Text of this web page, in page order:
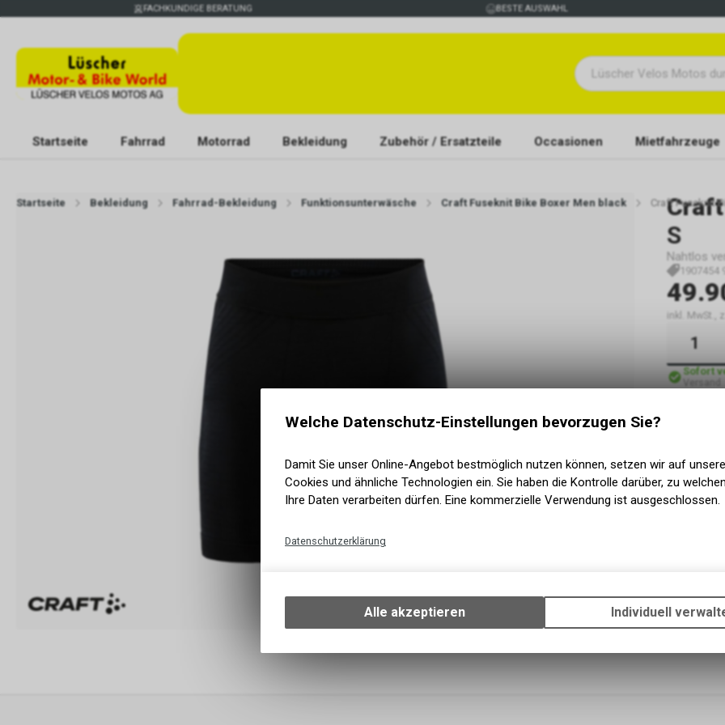
FACHKUNDIGE BERATUNG BESTE AUSWAHL
Startseite Fahrrad Motorrad Bekleidung Zubehör / Ersatzteile Occasionen Mietfahrzeuge
Startseite Bekleidung Fahrrad-Bekleidung Funktionsunterwäsche Craft Fuseknit Bike Boxer Men black Craft Fuseknit
Craft
S
Nahtlos
1907454
inkl. MwSt.,
Sofort
Versand
Welche Datenschutz-Einstellungen bevorzugen Sie?
Damit Sie unser Online-Angebot bestmöglich nutzen können, setzen wir auf
Cookies und ähnliche Technologien ein. Sie haben die Kontrolle darüber, zu
Ihre Daten verarbeiten dürfen. Eine kommerzielle Verwendung ist ausgeschlossen.
Datenschutzerklärung
Ihrem Gerät, um die grundlegenden Funktionen unseres Online-
Verwendung des Warenkorbs, zu ermöglichen. Bitte beachten Sie,
zulassen.
Alle akzeptieren Individuell